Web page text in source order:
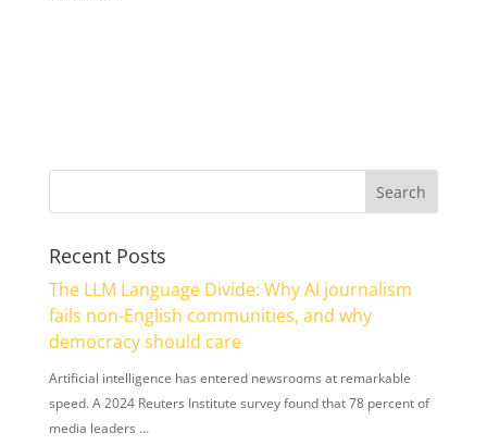
Recent Posts
The LLM Language Divide: Why AI journalism
fails non-English communities, and why
democracy should care
Artificial intelligence has entered newsrooms at remarkable
speed. A 2024 Reuters Institute survey found that 78 percent of
media leaders …